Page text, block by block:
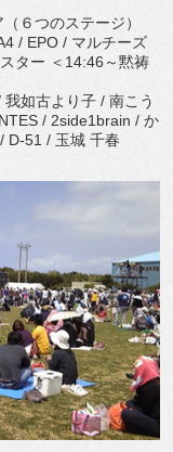
６つのステージ）
/ EPO / マルチーズ
ター ＜14:46～黙祷
如古より子 / 南こう
/ 2side1brain / か
D-51 / 玉城 千春